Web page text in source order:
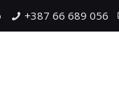
+387 66 689 056